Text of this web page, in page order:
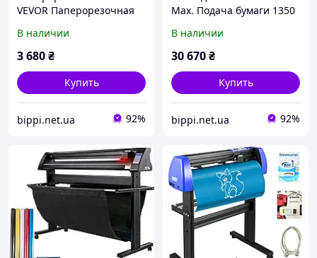
VEVOR Паперорезочная
действия, 381 мм макс.
Ширина резки Ручной
16
В наличии
3 680₴
Купить
bippi.net.ua 92%
Max. Подача бумаги 1350
макс. Ширина резки 1260
мм, Скорость резки на
В наличии
30 670₴
Купить
bippi.net.ua 92%